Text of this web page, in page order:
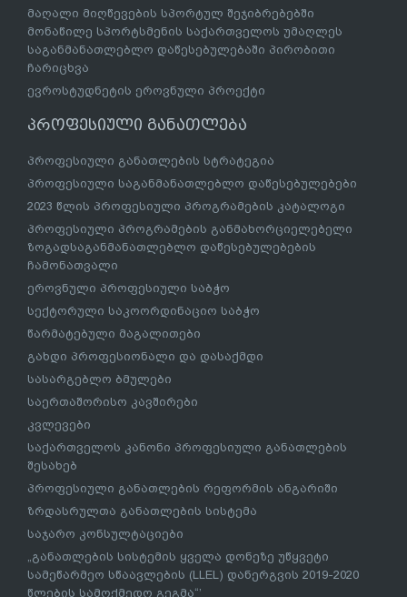
მაღალი მიღწევების სპორტულ შეჯიბრებებში
მონაწილე სპორტსმენის საქართველოს უმაღლეს
საგანმანათლებლო დაწესებულებაში პირობითი
ჩარიცხვა
ევროსტუდნეტის ეროვნული პროექტი
პროფესიული განათლება
პროფესიული განათლების სტრატეგია
პროფესიული საგანმანათლებლო დაწესებულებები
2023 წლის პროფესიული პროგრამების კატალოგი
პროფესიული პროგრამების განმახორციელებელი
ზოგადსაგანმანათლებლო დაწესებულებების
ჩამონათვალი
ეროვნული პროფესიული საბჭო
სექტორული საკოორდინაციო საბჭო
წარმატებული მაგალითები
გახდი პროფესიონალი და დასაქმდი
სასარგებლო ბმულები
საერთაშორისო კავშირები
კვლევები
საქართველოს კანონი პროფესიული განათლების
შესახებ
პროფესიული განათლების რეფორმის ანგარიში
ზრდასრულთა განათლების სისტემა
საჯარო კონსულტაციები
„განათლების სისტემის ყველა დონეზე უწყვეტი
სამეწარმეო სწაავლების (LLEL) დანერგვის 2019-2020
წლების სამოქმედო გეგმა“’